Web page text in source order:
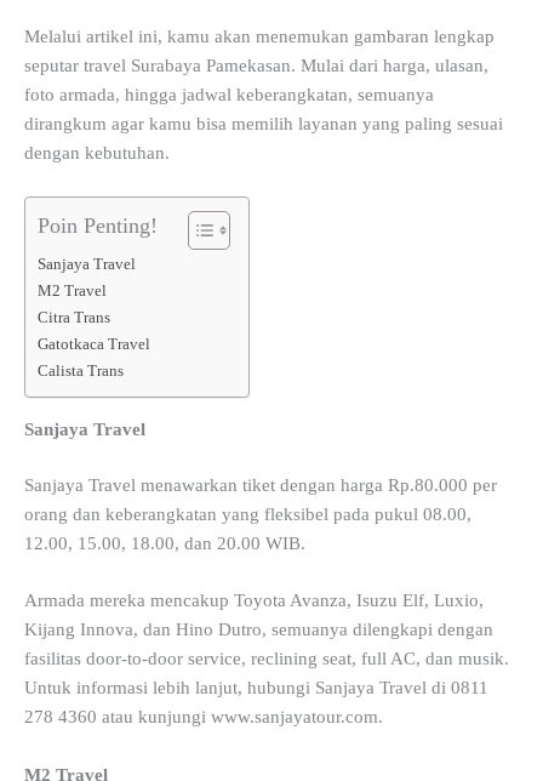
Melalui artikel ini, kamu akan menemukan gambaran lengkap
seputar travel Surabaya Pamekasan. Mulai dari harga, ulasan,
foto armada, hingga jadwal keberangkatan, semuanya
dirangkum agar kamu bisa memilih layanan yang paling sesuai
dengan kebutuhan.
Poin Penting!
Sanjaya Travel
M2 Travel
Citra Trans
Gatotkaca Travel
Calista Trans
Sanjaya Travel
Sanjaya Travel menawarkan tiket dengan harga Rp.80.000 per
orang dan keberangkatan yang fleksibel pada pukul 08.00,
12.00, 15.00, 18.00, dan 20.00 WIB.
Armada mereka mencakup Toyota Avanza, Isuzu Elf, Luxio,
Kijang Innova, dan Hino Dutro, semuanya dilengkapi dengan
fasilitas door-to-door service, reclining seat, full AC, dan musik.
Untuk informasi lebih lanjut, hubungi Sanjaya Travel di 0811
278 4360 atau kunjungi www.sanjayatour.com.
M2 Travel